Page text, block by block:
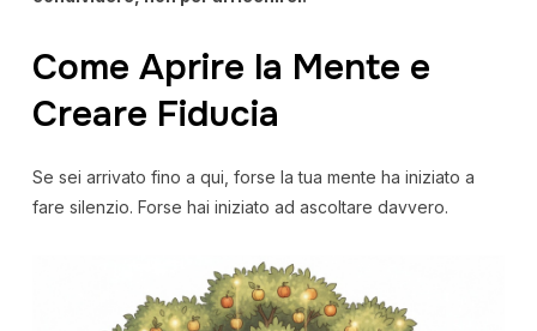
Come Aprire la Mente e
Creare Fiducia
Se sei arrivato fino a qui, forse la tua mente ha iniziato a
fare silenzio. Forse hai iniziato ad ascoltare davvero.